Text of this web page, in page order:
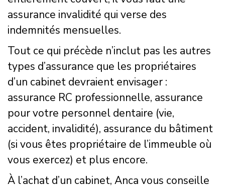
assurance invalidité qui verse des
indemnités mensuelles.
Tout ce qui précède n’inclut pas les autres
types d’assurance que les propriétaires
d’un cabinet devraient envisager :
assurance RC professionnelle, assurance
pour votre personnel dentaire (vie,
accident, invalidité), assurance du bâtiment
(si vous êtes propriétaire de l’immeuble où
vous exercez) et plus encore.
À l’achat d’un cabinet, Anca vous conseille